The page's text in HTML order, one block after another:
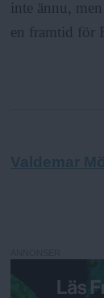
inte ännu,
en framtid för
Valdemar